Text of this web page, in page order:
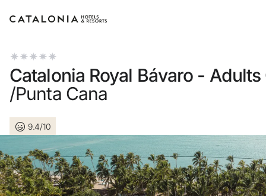
Accedi al tuo account
LOGIN
Hai dimenticato la password?
o usa una di queste opzioni
Catalonia Royal Bávaro - Adults
/Punta Cana
9.4/10